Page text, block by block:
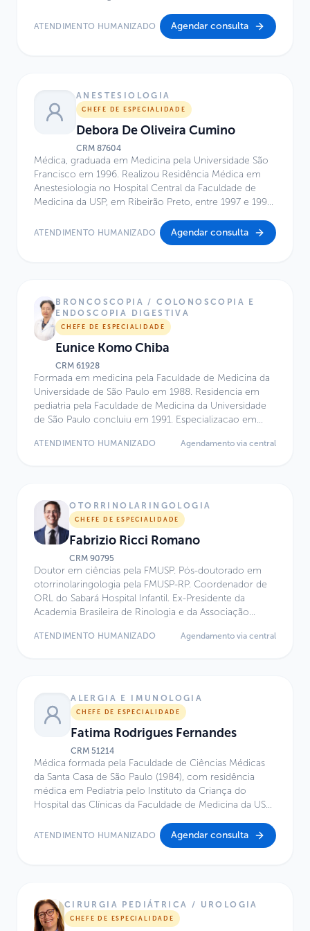
ATENDIMENTO HUMANIZADO Agendar consulta
ANESTESIOLOGIA
CHEFE DE ESPECIALIDADE
Debora De Oliveira Cumino
CRM 87604
Médica, graduada em Medicina pela Universidade São
Francisco em 1996. Realizou Residência Médica em
Anestesiologia no Hospital Central da Faculdade de
Medicina da USP, em Ribeirão Preto, entre 1997 e 1999,
Hospital Infantil Pequeno Príncipe, em Curitiba, no
período de 1999 a 2000. É mestre em Pesquisa em
em Saúde pelo INSPER, concluído em 2020.
Atualmente, atua no Centro de Excelência do Hospital
Infantil Sabará.
ATENDIMENTO HUMANIZADO Agendar consulta
BRONCOSCOPIA / COLONOSCOPIA E
ENDOSCOPIA DIGESTIVA
CHEFE DE ESPECIALIDADE
Eunice Komo Chiba
CRM61928
Formada em medicina pela Faculdade de Medicina da
Universidade de São Paulo em 1988. Residencia em
pediatria pela Faculdade de Medicina da Universidade
de São Paulo concluiu em 1991. Especializacao em
Universidade de São Paulo terminou em 1992. Desde
ATENDIMENTO HUMANIZADO Agendamento via central
OTORRINOLARINGOLOGIA
CHEFE DE ESPECIALIDADE
Fabrizio Ricci Romano
CRM90795
Doutor em ciências pela FMUSP. Pós-doutorado em
otorrinolaringologia pela FMUSP-RP. Coordenador de
ORL do Sabará Hospital Infantil. Ex-Presidente da
Academia Brasileira de Rinologia e da Associação
residência em Otorrinolaringologia pela FMUSP.
ATENDIMENTO HUMANIZADO Agendamento via central
ALERGIA E IMUNOLOGIA
CHEFE DE ESPECIALIDADE
Fatima Rodrigues Fernandes
CRM51214
Médica formada pela Faculdade de Ciências Médicas
da Santa Casa de São Paulo (1984), com residência
médica em Pediatria pelo Instituto da Criança do
Hospital das Clínicas da Faculdade de Medicina da USP
Escola Paulista de Medicina – UNIFESP (1992) e
Fellowship em Alergia e Imunologia pela Universidade
Ciências Médicas da Santa Casa de São Paulo (2010–
2011), além de formação em Liderança em Primeira
ATENDIMENTO HUMANIZADO Agendar consulta
CIRURGIA PEDIÁTRICA / UROLOGIA
CHEFE DE ESPECIALIDADE